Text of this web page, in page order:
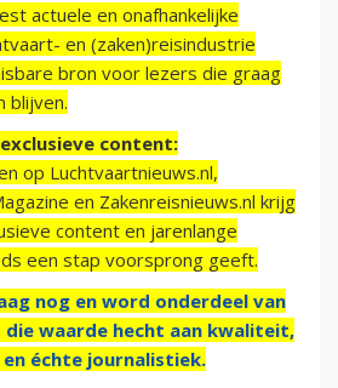
actuele en onafhankelijke
en (zaken)reisindustrie
bron voor lezers die graag
blijven.
content:
op Luchtvaartnieuws.nl,
en Zakenreisnieuws.nl krijg
content en jarenlange
een stap voorsprong geeft.
nog en word onderdeel van
die waarde hecht aan kwaliteit,
échte journalistiek.